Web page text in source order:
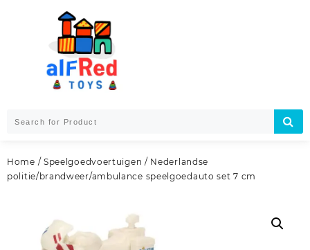
Home / Speelgoedvoertuigen / Nederlandse
politie/brandweer/ambulance speelgoedauto set 7 cm